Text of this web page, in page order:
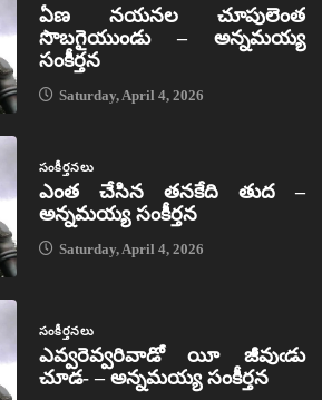
ఏణ నయనల చూపులెంత
సొబగైయుండు – అన్నమయ్య
సంకీర్తన
Saturday, April 4, 2026
సంకీర్తనలు
ఎంత చేసిన తనకేది తుద –
అన్నమయ్య సంకీర్తన
Saturday, April 4, 2026
సంకీర్తనలు
ఎవ్వరెవ్వరివాడో యీ జీవుఁడు
చూడ- – అన్నమయ్య సంకీర్తన